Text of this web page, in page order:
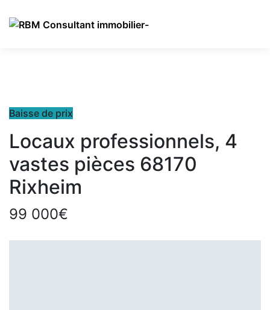
Baisse de prix
Locaux professionnels, 4
vastes pièces 68170
Rixheim
99 000€